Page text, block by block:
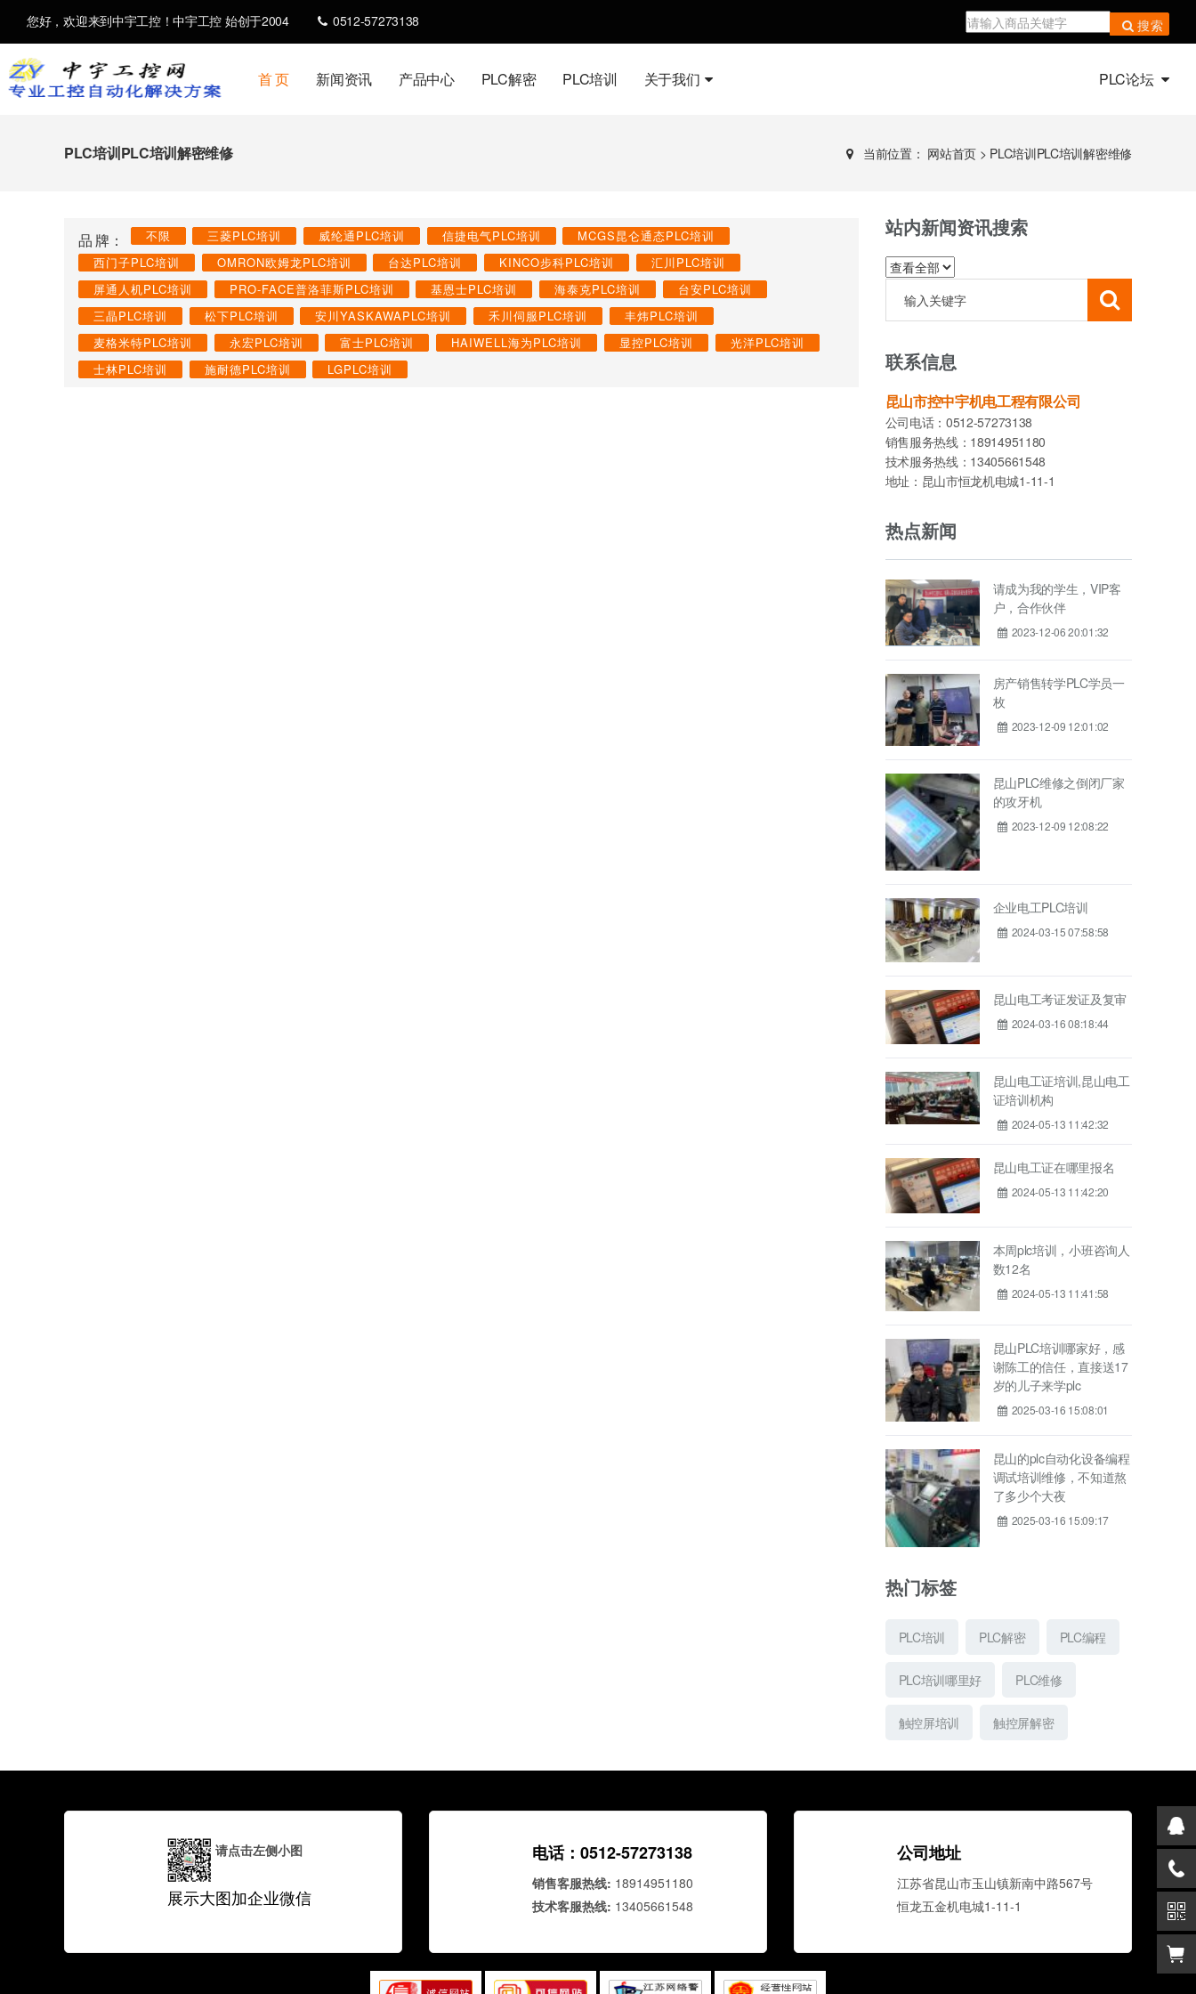
您好，欢迎来到中宇工控！中宇工控 始创于2004 0512-57273138 搜索
首 页 新闻资讯 产品中心 PLC解密 PLC培训 关于我们 PLC论坛
PLC培训PLC培训解密维修 当前位置： 网站首页 > PLC培训PLC培训解密维修
品 牌： 不限 三菱PLC培训 威纶通PLC培训 信捷电气PLC培训
MCGS昆仑通态PLC培训
西门子PLC培训
OMRON欧姆龙PLC培训 台达PLC培训 KINCO步科PLC培训
汇川PLC培训
屏通人机PLC培训
PRO-FACE普洛菲斯PLC培训 基恩士PLC培训 海泰克PLC培训
台安PLC培训
三晶PLC培训
松下PLC培训 安川YASKAWAPLC培训 禾川伺服PLC培训
丰炜PLC培训
麦格米特PLC培训
永宏PLC培训 富士PLC培训 HAIWELL海为PLC培训 显控PLC培训
光洋PLC培训
士林PLC培训
施耐德PLC培训 LGPLC培训
站内新闻资讯搜索
联系信息
昆山市控中宇机电工程有限公司
公司电话：0512-57273138
销售服务热线：18914951180
技术服务热线：13405661548
地址：昆山市恒龙机电城1-11-1
热点新闻
请成为我的学生，VIP客
户，合作伙伴
2023-12-06 20:01:32
房产销售转学PLC学员一
枚
2023-12-09 12:01:02
昆山PLC维修之倒闭厂家
的攻牙机
2023-12-09 12:08:22
企业电工PLC培训
2024-03-15 07:58:58
昆山电工考证发证及复审
2024-03-16 08:18:44
昆山电工证培训,昆山电工
证培训机构
2024-05-13 11:42:32
昆山电工证在哪里报名
2024-05-13 11:42:20
本周plc培训，小班咨询人
数12名
2024-05-13 11:41:58
昆山PLC培训哪家好，感
谢陈工的信任，直接送17
岁的儿子来学plc
2025-03-16 15:08:01
昆山的plc自动化设备编程
调试培训维修，不知道熬
了多少个大夜
2025-03-16 15:09:17
热门标签
PLC培训 PLC解密 PLC编程
PLC培训哪里好 PLC维修
触控屏培训 触控屏解密
请点击左侧小图
展示大图加企业微信
电话：0512-57273138
销售客服热线: 18914951180
技术客服热线: 13405661548
公司地址
江苏省昆山市玉山镇新南中路567号
恒龙五金机电城1-11-1